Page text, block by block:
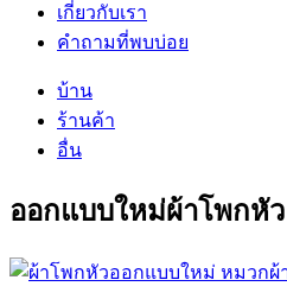
เกี่ยวกับเรา
คำถามที่พบบ่อย
บ้าน
ร้านค้า
อื่น
ออกแบบใหม่ผ้าโพกหัว